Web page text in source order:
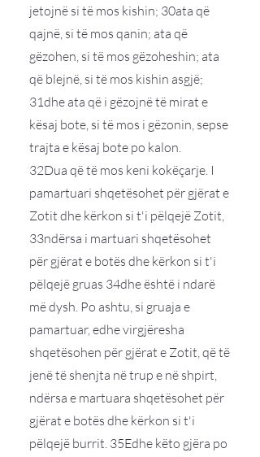
jetojnë si të mos kishin; 30ata që
qajnë, si të mos qanin; ata që
gëzohen, si të mos gëzoheshin; ata
që blejnë, si të mos kishin asgjë;
31dhe ata që i gëzojnë të mirat e
kësaj bote, si të mos i gëzonin, sepse
trajta e kësaj bote po kalon.
32Dua që të mos keni kokëçarje. I
pamartuari shqetësohet për gjërat e
Zotit dhe kërkon si t'i pëlqejë Zotit,
33ndërsa i martuari shqetësohet
për gjërat e botës dhe kërkon si t'i
pëlqejë gruas 34dhe është i ndarë
më dysh. Po ashtu, si gruaja e
pamartuar, edhe virgjëresha
shqetësohen për gjërat e Zotit, që të
jenë të shenjta në trup e në shpirt,
ndërsa e martuara shqetësohet për
gjërat e botës dhe kërkon si t'i
pëlqejë burrit. 35Edhe këto gjëra po